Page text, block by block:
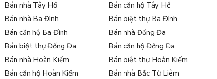
Bán nhà Tây Hồ
Bán căn hộ Tây Hồ
Bán nhà Ba Đình
Bán biệt thự Ba Đình
Bán căn hộ Ba Đình
Bán nhà Đống Đa
Bán biệt thự Đống Đa
Bán căn hộ Đống Đa
Bán nhà Hoàn Kiếm
Bán biệt thự Hoàn Kiếm
Bán căn hộ Hoàn Kiếm
Bán nhà Bắc Từ Liêm